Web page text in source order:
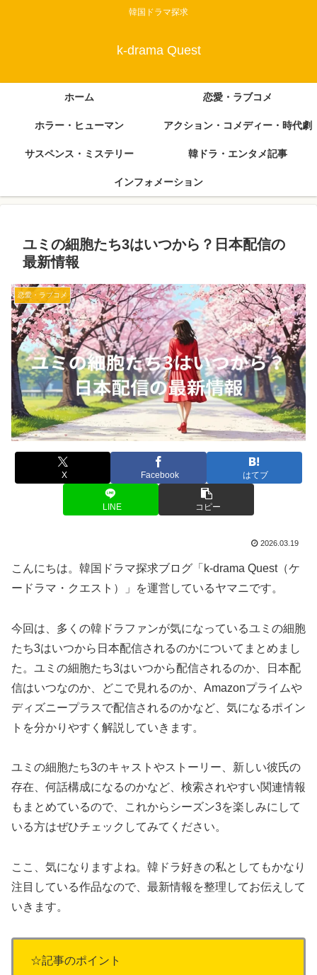
韓国ドラマ探求
k-drama Quest
ホーム 恋愛・ラブコメ
ホラー・ヒューマン アクション・コメディー・時代劇
サスペンス・ミステリー 韓ドラ・エンタメ記事
インフォメーション
ユミの細胞たち3はいつから？日本配信の
最新情報
恋愛・ラブコメ
X Facebook はてブ
LINE コピー
2026.03.19
こんにちは。韓国ドラマ探求ブログ「k-drama Quest（ケ
ードラマ・クエスト）」を運営しているヤマニです。
今回は、多くの韓ドラファンが気になっているユミの細胞
たち3はいつから日本配信されるのかについてまとめまし
た。ユミの細胞たち3はいつから配信されるのか、日本配
信はいつなのか、どこで見れるのか、Amazonプライムや
ディズニープラスで配信されるのかなど、気になるポイン
トを分かりやすく解説していきます。
ユミの細胞たち3のキャストやストーリー、新しい彼氏の
存在、何話構成になるのかなど、検索されやすい関連情報
もまとめているので、これからシーズン3を楽しみにして
いる方はぜひチェックしてみてください。
ここ、気になりますよね。韓ドラ好きの私としてもかなり
注目している作品なので、最新情報を整理してお伝えして
いきます。
☆記事のポイント